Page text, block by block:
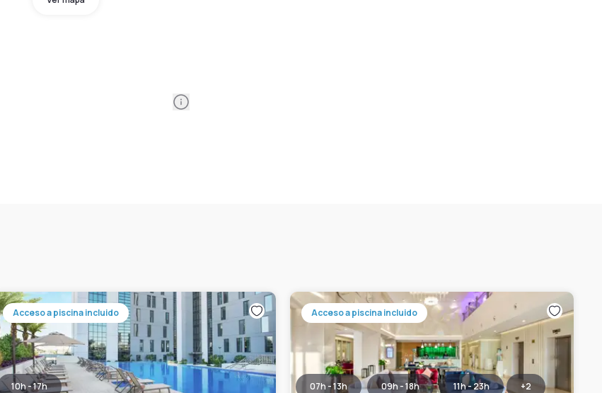
Information
Acceso a piscina incluido
10h - 17h
Acceso a piscina incluido
07h - 13h 09h - 18h 11h - 23h +2